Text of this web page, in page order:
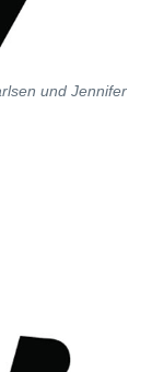
und Jennifer